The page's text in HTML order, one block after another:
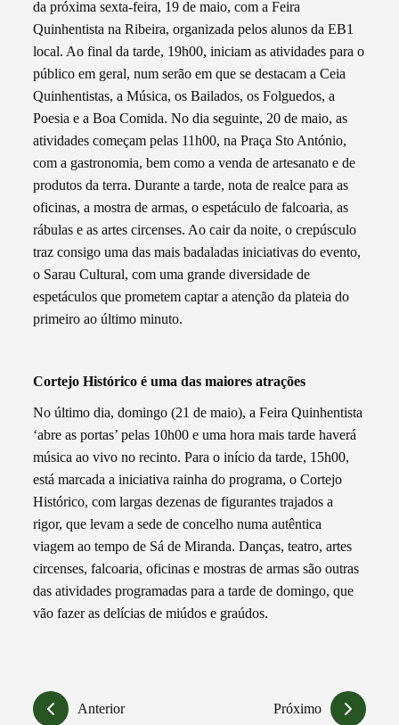
da próxima sexta-feira, 19 de maio, com a Feira
Quinhentista na Ribeira, organizada pelos alunos da EB1
local. Ao final da tarde, 19h00, iniciam as atividades para o
público em geral, num serão em que se destacam a Ceia
Quinhentistas, a Música, os Bailados, os Folguedos, a
Poesia e a Boa Comida. No dia seguinte, 20 de maio, as
atividades começam pelas 11h00, na Praça Sto António,
com a gastronomia, bem como a venda de artesanato e de
produtos da terra. Durante a tarde, nota de realce para as
oficinas, a mostra de armas, o espetáculo de falcoaria, as
rábulas e as artes circenses. Ao cair da noite, o crepúsculo
traz consigo uma das mais badaladas iniciativas do evento,
o Sarau Cultural, com uma grande diversidade de
espetáculos que prometem captar a atenção da plateia do
primeiro ao último minuto.
Cortejo Histórico é uma das maiores atrações
No último dia, domingo (21 de maio), a Feira Quinhentista
‘abre as portas’ pelas 10h00 e uma hora mais tarde haverá
música ao vivo no recinto. Para o início da tarde, 15h00,
está marcada a iniciativa rainha do programa, o Cortejo
Histórico, com largas dezenas de figurantes trajados a
rigor, que levam a sede de concelho numa autêntica
viagem ao tempo de Sá de Miranda. Danças, teatro, artes
circenses, falcoaria, oficinas e mostras de armas são outras
das atividades programadas para a tarde de domingo, que
vão fazer as delícias de miúdos e graúdos.
Anterior Próximo